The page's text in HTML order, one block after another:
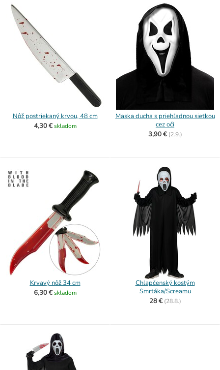
Nôž postriekaný krvou, 48 cm
4,30 € skladom
Maska ducha s priehľadnou sieťkou
cez oči
3,90 € (2.9.)
Krvavý nôž 34 cm
6,30 € skladom
Chlapčenský kostým
Smrťáka/Screamu
28 € (28.8.)